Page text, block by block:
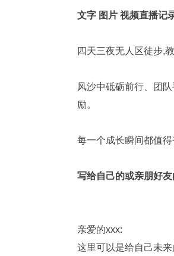
文字 图片 视频直播记
四天三夜无人区徒步,
风沙中砥砺前行、团
励。
每一个成长瞬间都值
写给自己的或亲朋好
亲爱的xxx:
这里可以是给自己未